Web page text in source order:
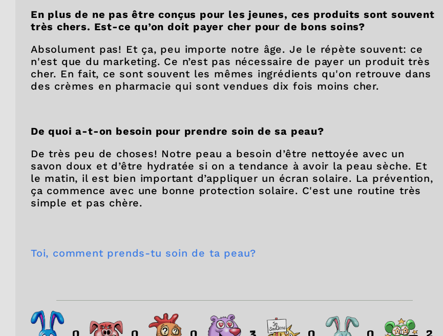
En plus de ne pas être conçus pour les jeunes, ces produits sont souvent
très chers. Est-ce qu’on doit payer cher pour de bons soins?
Absolument pas! Et ça, peu importe notre âge. Je le répète souvent: ce
n'est que du marketing. Ce n’est pas nécessaire de payer un produit très
cher. En fait, ce sont souvent les mêmes ingrédients qu'on retrouve dans
des crèmes en pharmacie qui sont vendues dix fois moins cher.
De quoi a-t-on besoin pour prendre soin de sa peau?
De très peu de choses! Notre peau a besoin d’être nettoyée avec un
savon doux et d’être hydratée si on a tendance à avoir la peau sèche. Et
le matin, il est bien important d’appliquer un écran solaire. La prévention,
ça commence avec une bonne protection solaire. C'est une routine très
simple et pas chère.
Toi, comment prends-tu soin de ta peau?